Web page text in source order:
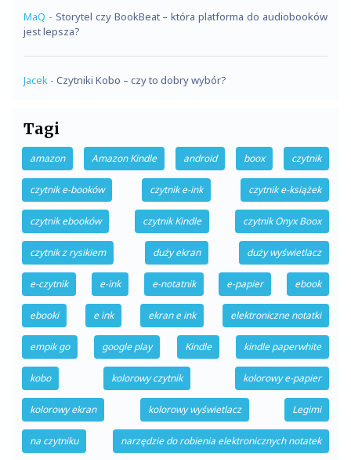
MaQ - Storytel czy BookBeat – która platforma do audiobooków
jest lepsza?
Jacek - Czytniki Kobo – czy to dobry wybór?
Tagi
amazon Amazon Kindle android boox czytnik
czytnik e-booków czytnik e-ink czytnik e-książek
czytnik ebooków czytnik Kindle czytnik Onyx Boox
czytnik z rysikiem duży ekran duży wyświetlacz
e-czytnik e-ink e-notatnik e-papier ebook
ebooki e ink ekran e ink elektroniczne notatki
empik go google play Kindle kindle paperwhite
kobo kolorowy czytnik kolorowy e-papier
kolorowy ekran kolorowy wyświetlacz Legimi
na czytniku narzędzie do robienia elektronicznych notatek